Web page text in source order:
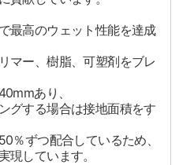
最高のウェット性能を達成
マー、樹脂、可塑剤をブレ
あり、
グする場合は接地面積をす
％ずつ配合しているため、
現しています。